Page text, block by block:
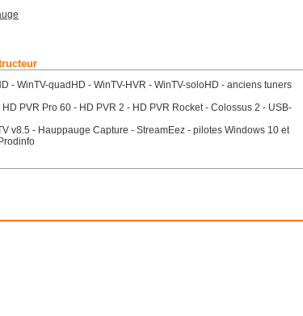
- WinTV-quadHD - WinTV-HVR - WinTV-soloHD - anciens tuners
HD PVR Pro 60 - HD PVR 2 - HD PVR Rocket - Colossus 2 - USB-
v8.5 - Hauppauge Capture - StreamEez - pilotes Windows 10 et